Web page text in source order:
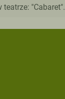
"Cabaret".